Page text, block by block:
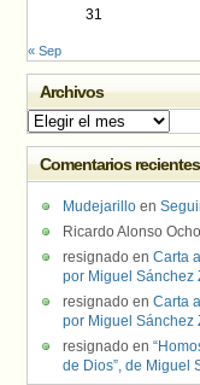
31
« Sep
Archivos
Archivos
Comentarios recientes
Mudejarillo en
Ricardo Alonso
resignado en Carta
por Miguel Sánchez
resignado en Carta
por Miguel Sánchez
resignado en
de Dios”, de Miguel